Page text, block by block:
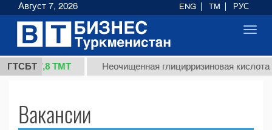
ГТСБТ
(кг.) 37,8 ТМТ Неочищенная глицирризиновая кислота
Вакансии
Август 7, 2026 ENG TM РУС